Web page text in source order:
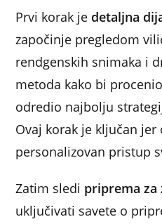
Prvi korak je detaljna
započinje pregledom
rendgenskih snimaka i
metoda kako bi
odredio najbolju
Ovaj korak je ključan jer
personalizovan pristup
Zatim sledi priprema za
uključivati savete o